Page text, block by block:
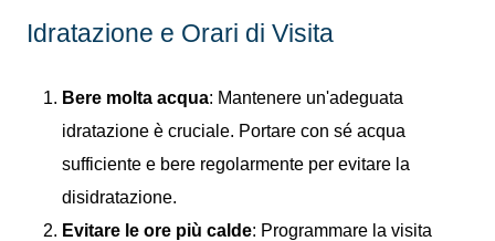
Idratazione e Orari di Visita
Bere molta acqua: Mantenere un'adeguata
idratazione è cruciale. Portare con sé acqua
sufficiente e bere regolarmente per evitare la
disidratazione.
Evitare le ore più calde: Programmare la visita